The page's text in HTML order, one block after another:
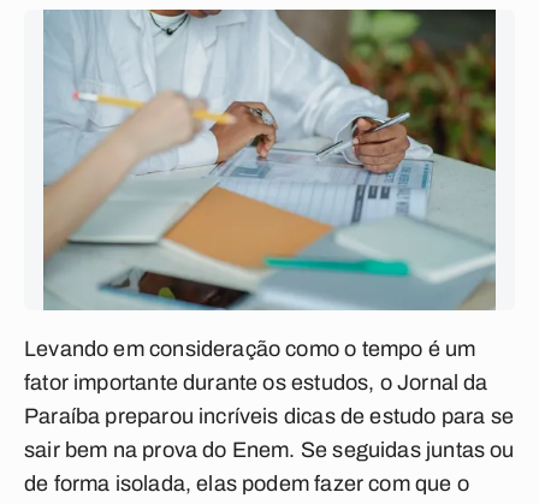
Levando em consideração como o tempo é um
fator importante durante os estudos, o Jornal da
Paraíba preparou incríveis dicas de estudo para se
sair bem na prova do Enem. Se seguidas juntas ou
de forma isolada, elas podem fazer com que o